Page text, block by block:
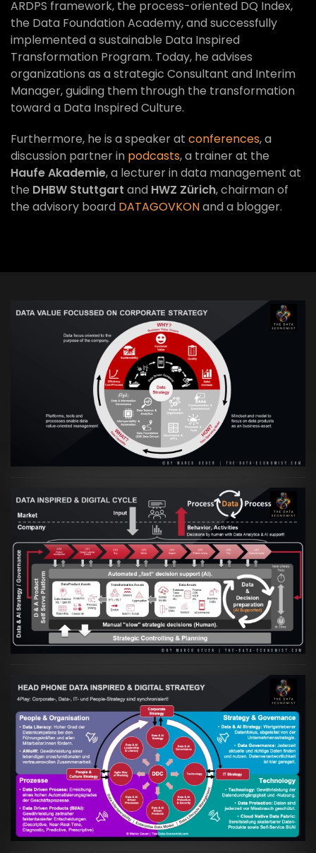
ARDPS framework, the process-oriented DQ Index,
the Data Foundation Academy, and successfully
implemented a sustainable Data Inspired
Transformation Program. Today, he advises
organizations as a strategic Consultant and Interim
Manager, guiding them through the transformation
toward a Data Inspired Culture.
Furthermore, he is a speaker at conferences, a
discussion partner in podcasts, a trainer at the
Haufe Akademie, a lecturer in data management at
the DHBW Stuttgart and HWZ Zürich, chairman of
the advisory board DATAGOVKONand a blogger.
VIEW
Artikel:Prozesse und Daten müssen Hand
in Hand gehen
VIEW
Artikel:Kennst Du schon die "Head Phone
Data Driven Strategy"?
VIEW